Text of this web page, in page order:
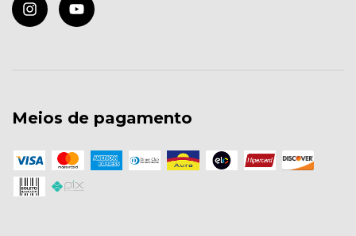
Meios de pagamento